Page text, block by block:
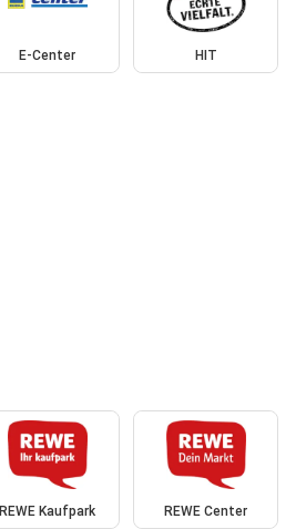
E-Center HIT
REWE Kaufpark REWE Center